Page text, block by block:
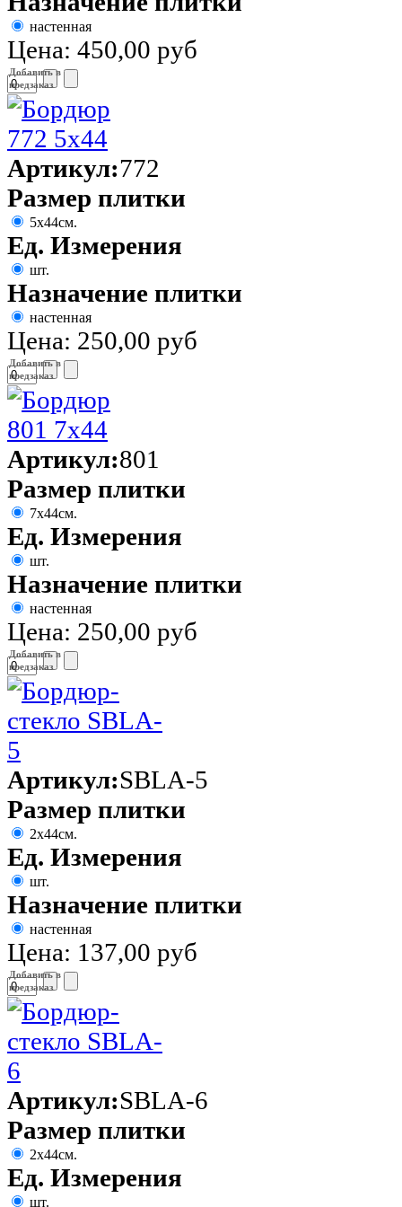
настенная
Цена: 450,00 руб
Добавить в
предзаказ
Артикул:772
Размер плитки
5х44см.
Ед. Измерения
шт.
Назначение плитки
настенная
Цена: 250,00 руб
Добавить в
предзаказ
Артикул:801
Размер плитки
7х44см.
Ед. Измерения
шт.
Назначение плитки
настенная
Цена: 250,00 руб
Добавить в
предзаказ
Артикул:SBLA-5
Размер плитки
2х44см.
Ед. Измерения
шт.
Назначение плитки
настенная
Цена: 137,00 руб
Добавить в
предзаказ
Артикул:SBLA-6
Размер плитки
2х44см.
Ед. Измерения
шт.